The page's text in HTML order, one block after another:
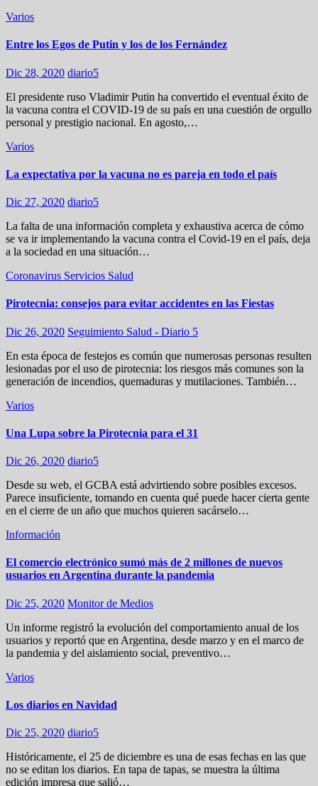
Varios
Entre los Egos de Putin y los de los Fernández
Dic 28, 2020 diario5
El presidente ruso Vladimir Putin ha convertido el eventual éxito de
la vacuna contra el COVID-19 de su país en una cuestión de orgullo
personal y prestigio nacional. En agosto,…
Varios
La expectativa por la vacuna no es pareja en todo el país
Dic 27, 2020 diario5
La falta de una información completa y exhaustiva acerca de cómo
se va ir implementando la vacuna contra el Covid-19 en el país, deja
a la sociedad en una situación…
Coronavirus Servicios Salud
Pirotecnia: consejos para evitar accidentes en las Fiestas
Dic 26, 2020 Seguimiento Salud - Diario 5
En esta época de festejos es común que numerosas personas resulten
lesionadas por el uso de pirotecnia: los riesgos más comunes son la
generación de incendios, quemaduras y mutilaciones. También…
Varios
Una Lupa sobre la Pirotecnia para el 31
Dic 26, 2020 diario5
Desde su web, el GCBA está advirtiendo sobre posibles excesos.
Parece insuficiente, tomando en cuenta qué puede hacer cierta gente
en el cierre de un año que muchos quieren sacárselo…
Información
El comercio electrónico sumó más de 2 millones de nuevos
usuarios en Argentina durante la pandemia
Dic 25, 2020 Monitor de Medios
Un informe registró la evolución del comportamiento anual de los
usuarios y reportó que en Argentina, desde marzo y en el marco de
la pandemia y del aislamiento social, preventivo…
Varios
Los diarios en Navidad
Dic 25, 2020 diario5
Históricamente, el 25 de diciembre es una de esas fechas en las que
no se editan los diarios. En tapa de tapas, se muestra la última
edición impresa que salió…